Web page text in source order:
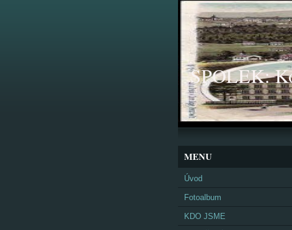
SPOLEK:
MENU
Úvod
Fotoalbum
KDO JSME